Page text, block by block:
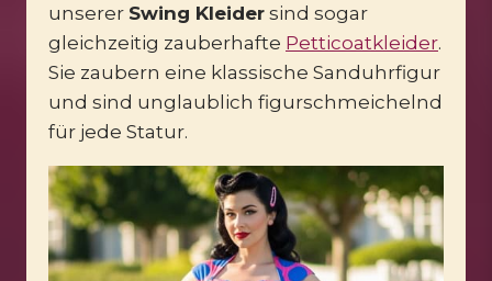
unserer Swing Kleider sind sogar
gleichzeitig zauberhafte Petticoatkleider.
Sie zaubern eine klassische Sanduhrfigur
und sind unglaublich figurschmeichelnd
für jede Statur.